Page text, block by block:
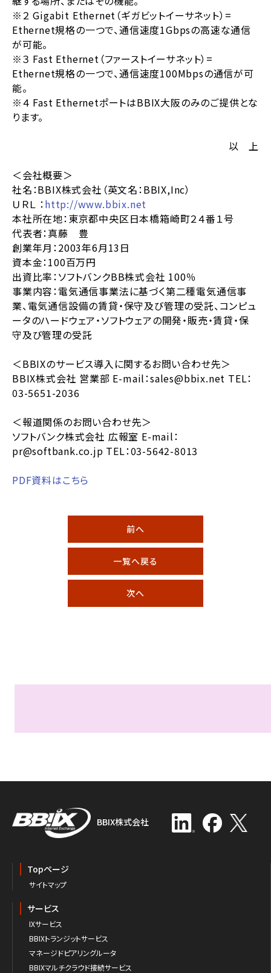
※２ Gigabit Ethernet（ギガビットイーサネット）=
Ethernet規格の一つで、通信速度1Gbpsの高速な通信
が可能。
※３ Fast Ethernet（ファーストイーサネット）=
Ethernet規格の一つで、通信速度100Mbpsの通信が可
能。
※４ Fast EthernetポートはBBIX大阪のみのご提供とな
ります。
以 上
＜会社概要＞
社名：BBIX株式会社（英文名：BBIX,Inc）
ＵＲＬ ：http://www.bbix.net
本社所在地：東京都中央区日本橋箱崎町２４番１号
代表者：真藤 豊
創業年月：2003年6月13日
資本金：100百万円
出資比率：ソフトバンクBB株式会社 100％
事業内容：電気通信事業法に基づく第二種電気通信事
業、電気通信設備の賃貸・保守及び管理の受託、コンピュ
ータのハードウェア・ソフトウェアの開発・販売・賃貸・保
守及び管理の受託
＜BBIXのサービス導入に関するお問い合わせ先＞
BBIX株式会社 営業部 E-mail：sales@bbix.net TEL：
03-5651-2036
＜報道関係のお問い合わせ先＞
ソフトバンク株式会社 広報室 E-mail：
pr@softbank.co.jp TEL：03-5642-8013
PDF資料はこちら
前へ
一覧へ戻る
次へ
BBIX株式会社
Topページ
サイトマップ
サービス
IXサービス
BBIXトランジットサービス
マネージドピアリングルータ
BBIXマルチクラウド接続サービス